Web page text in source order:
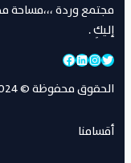
مجتمع وردة ،،،مساحة
إليكِ .
تويتر إنستجراملينكد إن فيسبوك
الحقوق محفوظة © 2024 مجتمع وردة
أقسامنا